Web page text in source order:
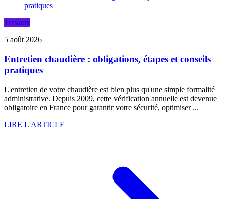
Travaux
5 août 2026
Entretien chaudière : obligations, étapes et conseils
pratiques
L'entretien de votre chaudière est bien plus qu'une simple formalité
administrative. Depuis 2009, cette vérification annuelle est devenue
obligatoire en France pour garantir votre sécurité, optimiser ...
LIRE L'ARTICLE